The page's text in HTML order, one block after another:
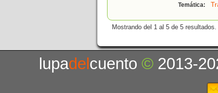
Temática:
Mostrando del 1 al 5 de 5 resultados.
lupadelcuento© 2013-